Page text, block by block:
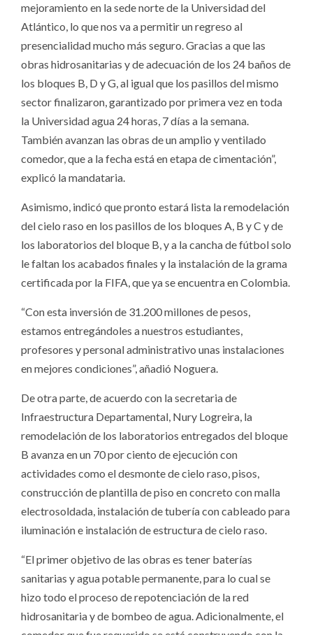
mejoramiento en la sede norte de la Universidad del
Atlántico, lo que nos va a permitir un regreso al
presencialidad mucho más seguro. Gracias a que las
obras hidrosanitarias y de adecuación de los 24 baños de
los bloques B, D y G, al igual que los pasillos del mismo
sector finalizaron, garantizado por primera vez en toda
la Universidad agua 24 horas, 7 días a la semana.
También avanzan las obras de un amplio y ventilado
comedor, que a la fecha está en etapa de cimentación”,
explicó la mandataria.
Asimismo, indicó que pronto estará lista la remodelación
del cielo raso en los pasillos de los bloques A, B y C y de
los laboratorios del bloque B, y a la cancha de fútbol solo
le faltan los acabados finales y la instalación de la grama
certificada por la FIFA, que ya se encuentra en Colombia.
“Con esta inversión de 31.200 millones de pesos,
estamos entregándoles a nuestros estudiantes,
profesores y personal administrativo unas instalaciones
en mejores condiciones”, añadió Noguera.
De otra parte, de acuerdo con la secretaria de
Infraestructura Departamental, Nury Logreira, la
remodelación de los laboratorios entregados del bloque
B avanza en un 70 por ciento de ejecución con
actividades como el desmonte de cielo raso, pisos,
construcción de plantilla de piso en concreto con malla
electrosoldada, instalación de tubería con cableado para
iluminación e instalación de estructura de cielo raso.
“El primer objetivo de las obras es tener baterías
sanitarias y agua potable permanente, para lo cual se
hizo todo el proceso de repotenciación de la red
hidrosanitaria y de bombeo de agua. Adicionalmente, el